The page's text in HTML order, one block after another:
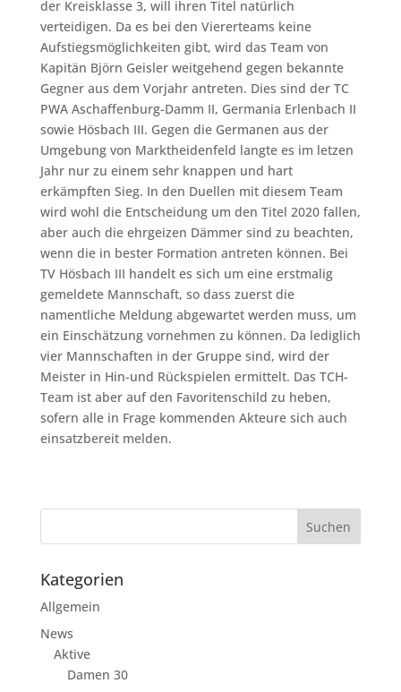
der Kreisklasse 3, will ihren Titel natürlich
verteidigen. Da es bei den Viererteams keine
Aufstiegsmöglichkeiten gibt, wird das Team von
Kapitän Björn Geisler weitgehend gegen bekannte
Gegner aus dem Vorjahr antreten. Dies sind der TC
PWA Aschaffenburg-Damm II, Germania Erlenbach II
sowie Hösbach III. Gegen die Germanen aus der
Umgebung von Marktheidenfeld langte es im letzen
Jahr nur zu einem sehr knappen und hart
erkämpften Sieg. In den Duellen mit diesem Team
wird wohl die Entscheidung um den Titel 2020 fallen,
aber auch die ehrgeizen Dämmer sind zu beachten,
wenn die in bester Formation antreten können. Bei
TV Hösbach III handelt es sich um eine erstmalig
gemeldete Mannschaft, so dass zuerst die
namentliche Meldung abgewartet werden muss, um
ein Einschätzung vornehmen zu können. Da lediglich
vier Mannschaften in der Gruppe sind, wird der
Meister in Hin-und Rückspielen ermittelt. Das TCH-
Team ist aber auf den Favoritenschild zu heben,
sofern alle in Frage kommenden Akteure sich auch
einsatzbereit melden.
Kategorien
Allgemein
News
Aktive
Damen 30